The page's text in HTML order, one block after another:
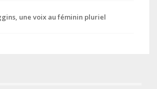
une voix au féminin pluriel